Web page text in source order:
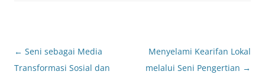
Post
navigation
← Seni sebagai Media
Transformasi Sosial dan
Menyelami Kearifan Lokal
melalui Seni Pengertian →